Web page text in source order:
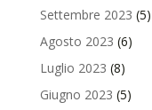
Settembre 2023 (5)
Agosto 2023 (6)
Luglio 2023 (8)
Giugno 2023 (5)